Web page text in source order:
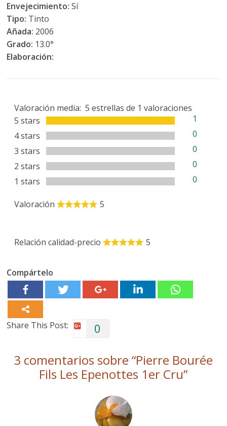
Envejecimiento: Sí
Tipo: Tinto
Añada: 2006
Grado: 13.0°
Elaboración:
Valoración media:
5 stars
1
4 stars
0
3 stars
0
2 stars
0
1 stars
0
5 estrellas de 1 valoraciones
Valoración 5
Relación calidad-precio 5
Compártelo
Share This Post: 0
3 comentarios sobre “Pierre Bourée
Fils Les Epenottes 1er Cru”